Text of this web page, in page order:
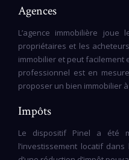
Agences
L’agence immobilière joue
propriétaires et les
immobilier et peut facilement
professionnel est en
proposer un bien immobilier
Impôts
Le dispositif Pinel a été
l’investissement locatif